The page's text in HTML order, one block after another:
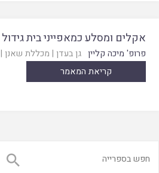
אקלים ומסלע כמאפייני בית גידול
פרופ' מיכה קליין גן בעדן | מכללת שאנן |
קריאת המאמר
